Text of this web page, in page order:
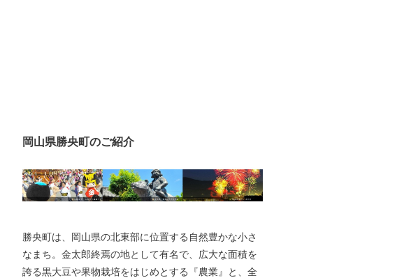
岡山県勝央町のご紹介
勝央町は、岡山県の北東部に位置する自然豊かな小さ
なまち。金太郎終焉の地として有名で、広大な面積を
誇る黒大豆や果物栽培をはじめとする『農業』と、全